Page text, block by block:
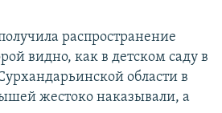
распространение
видно, как в детском саду в
области в
жестоко наказывали, а